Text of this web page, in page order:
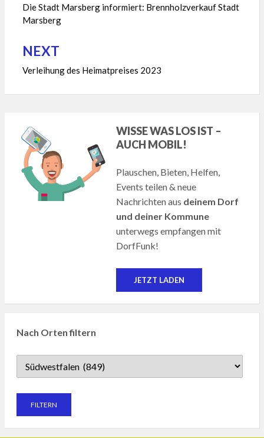
Die Stadt Marsberg informiert: Brennholzverkauf Stadt
Marsberg
NEXT
Verleihung des Heimatpreises 2023
WISSE WAS LOS IST –
AUCH MOBIL!
Plauschen, Bieten, Helfen,
Events teilen & neue
Nachrichten aus deinem Dorf
und deiner Kommune
unterwegs empfangen mit
DorfFunk!
JETZT LADEN
Nach Orten filtern